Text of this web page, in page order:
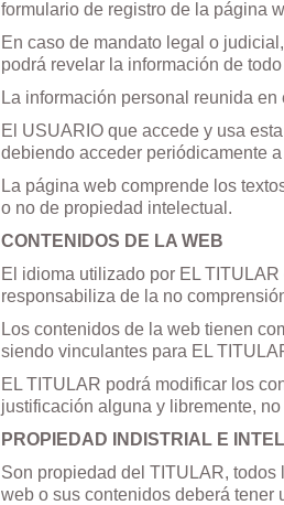
formulario de registro de la página
En caso de mandato legal o
podrá revelar la información de
La información personal reunida
El USUARIO que accede y usa
debiendo acceder periódicamente
La página web comprende los
o no de propiedad intelectual.
CONTENIDOS DE LA WEB
El idioma utilizado por EL
responsabiliza de la no
Los contenidos de la web tienen
siendo vinculantes para EL
EL TITULAR podrá modificar los
justificación alguna y libremente,
PROPIEDAD INDISTRIAL E
Son propiedad del TITULAR,
web o sus contenidos deberá tener